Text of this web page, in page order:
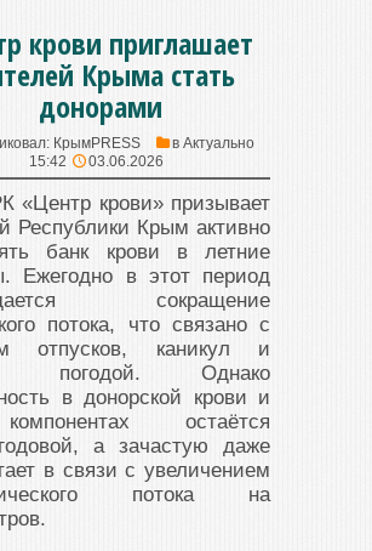
крови приглашает
Крыма стать
донорами
КрымPRESS в Актуально
15:42
03.06.2026
«Центр крови» призывает
Республики Крым активно
банк крови в летние
Ежегодно в этот период
сокращение
потока, что связано с
отпусков, каникул и
погодой. Однако
в донорской крови и
остаётся
а зачастую даже
в связи с увеличением
потока на